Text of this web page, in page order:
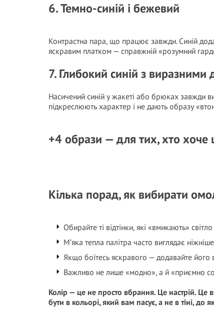
6. Темно-синій і бежевий
Контрастна пара, що працює завжди. Синій
яскравим платком — справжній «розумний
7. Глибокий синій з виразними
Насичений синій у жакеті або брюках завжди
підкреслюють характер і не дають образу
+4 образи — для тих, хто хоче
Кілька порад, як вибирати
Обирайте ті відтінки, які «вмикають»
М’яка тепла палітра часто виглядає
Якщо боїтесь яскравого — додавайте його
Важливо не лише «модно», а й «приємно
Колір — це не просто вбрання. Це настрій. Це
бути в кольорі, який вам пасує, а не в тіні, до